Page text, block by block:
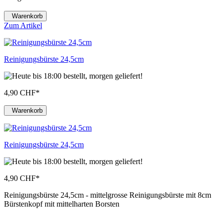
Warenkorb
Zum Artikel
Reinigungsbürste 24,5cm
4,90 CHF*
Warenkorb
Reinigungsbürste 24,5cm
4,90 CHF*
Reinigungsbürste 24,5cm - mittelgrosse Reinigungsbürste mit 8cm
Bürstenkopf mit mittelharten Borsten